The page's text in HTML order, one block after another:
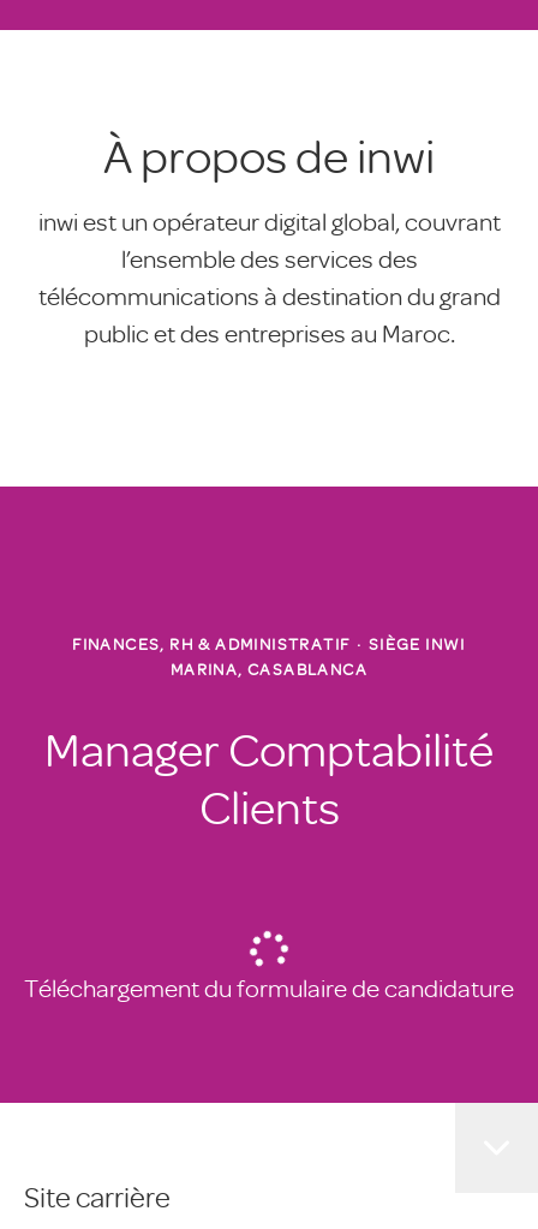
À propos de inwi
inwi est un opérateur digital global, couvrant
l’ensemble des services des
télécommunications à destination du grand
public et des entreprises au Maroc.
FINANCES, RH & ADMINISTRATIF · SIÈGE INWI
MARINA, CASABLANCA
Manager Comptabilité
Clients
Téléchargement du formulaire de candidature
Site carrière